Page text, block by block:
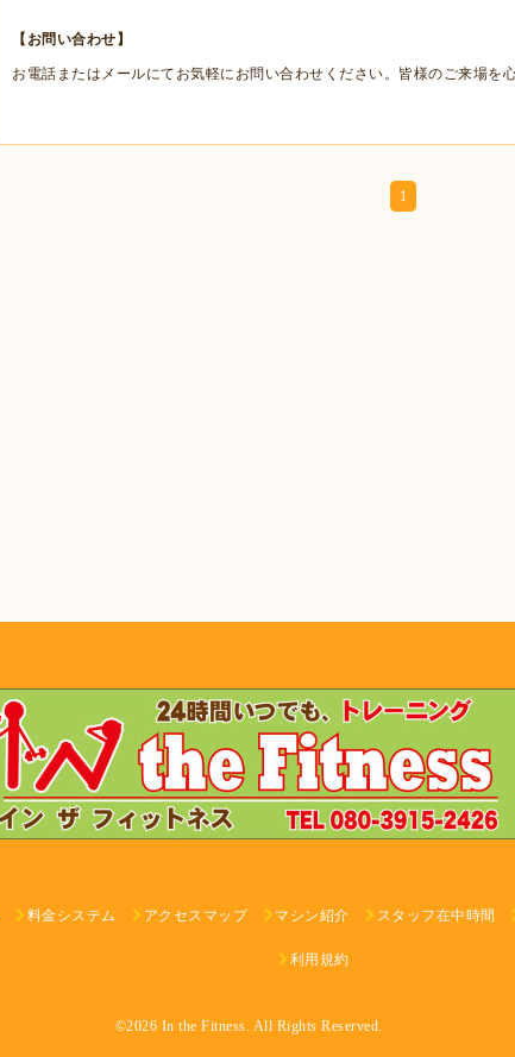
【お問い合わせ】
お電話またはメールにてお気軽にお問い合わせください。皆様のご来場を
1
料金システム アクセスマップ マシン紹介 スタッフ在中時間
利用規約
©2026 In the Fitness. All Rights Reserved.